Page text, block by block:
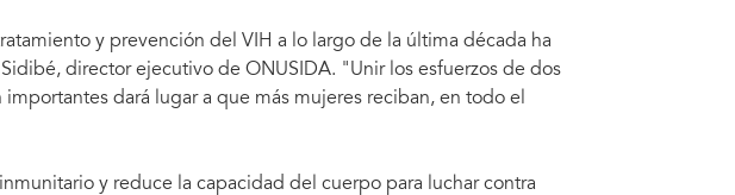
y prevención del VIH a lo largo de la última década ha
director ejecutivo de ONUSIDA. "Unir los esfuerzos de dos
dará lugar a que más mujeres reciban, en todo el
y reduce la capacidad del cuerpo para luchar contra